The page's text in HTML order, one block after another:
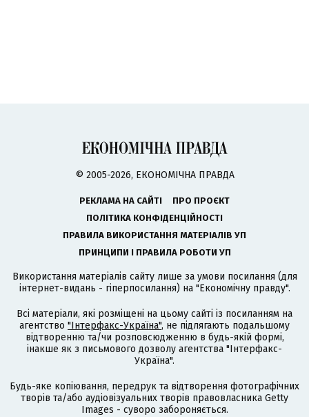
© 2005-2026, ЕКОНОМІЧНА ПРАВДА
РЕКЛАМА НА САЙТІ
ПРО ПРОЄКТ
ПОЛІТИКА КОНФІДЕНЦІЙНОСТІ
ПРАВИЛА ВИКОРИСТАННЯ МАТЕРІАЛІВ УП
ПРИНЦИПИ І ПРАВИЛА РОБОТИ УП
Використання матеріалів сайту лише за умови посилання (для
інтернет-видань - гіперпосилання) на "Економічну правду".
Всі матеріали, які розміщені на цьому сайті із посиланням на
агентство "Інтерфакс-Україна", не підлягають подальшому
відтворенню та/чи розповсюдженню в будь-якій формі,
інакше як з письмового дозволу агентства "Інтерфакс-
Україна".
Будь-яке копіювання, передрук та відтворення фотографічних
творів та/або аудіовізуальних творів правовласника Getty
Images - суворо забороняється.